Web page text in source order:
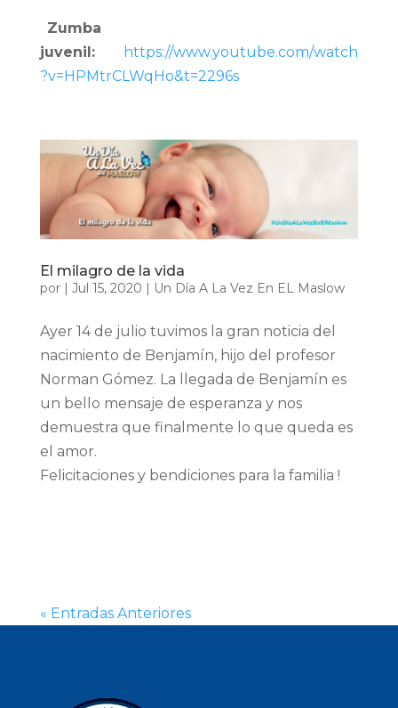
Zumba
juvenil:
https://www.youtube.com/watch
?v=HPMtrCLWqHo&t=2296s
El milagro de la vida
por | Jul 15, 2020 | Un Día A La Vez En EL Maslow
Ayer 14 de julio tuvimos la gran noticia del
nacimiento de Benjamín, hijo del profesor
Norman Gómez. La llegada de Benjamín es
un bello mensaje de esperanza y nos
demuestra que finalmente lo que queda es
el amor.
Felicitaciones y bendiciones para la familia !
« Entradas Anteriores